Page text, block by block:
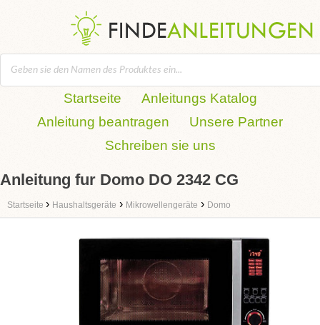
Startseite
Anleitungs Katalog
Anleitung beantragen
Unsere Partner
Schreiben sie uns
Anleitung fur Domo DO 2342 CG
Startseite › Haushaltsgeräte › Mikrowellengeräte › Domo